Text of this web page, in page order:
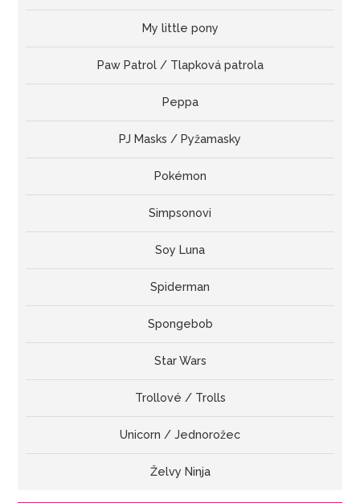
My little pony
Paw Patrol / Tlapková patrola
Peppa
PJ Masks / Pyžamasky
Pokémon
Simpsonovi
Soy Luna
Spiderman
Spongebob
Star Wars
Trollové / Trolls
Unicorn / Jednorožec
Želvy Ninja